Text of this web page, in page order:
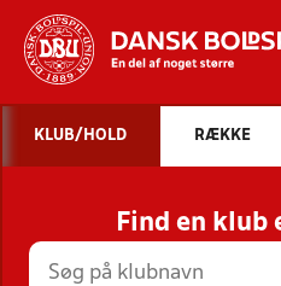
STILLINGER,
KLUB/HOLD RÆKKE
Find en klub